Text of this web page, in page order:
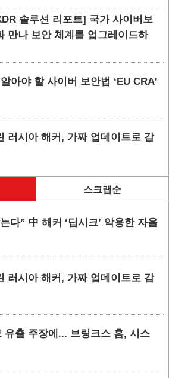
솔루션 리포트] 국가 사이버보
만나 보안 체계를 업그레이드하
아야 할 사이버 보안법 ‘EU CRA’
러시아 해커, 가짜 업데이트로 감
스크랩순
다” 中 해커 ‘딥시크’ 악용한 자율
러시아 해커, 가짜 업데이트로 감
유출 주장에... 브링크스 홈, 시스